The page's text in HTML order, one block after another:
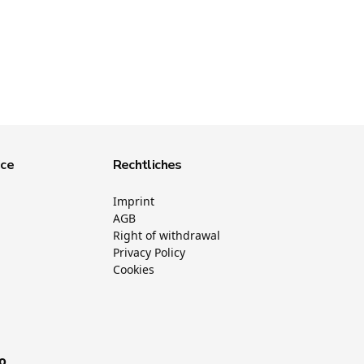
Rechtliches
Imprint
AGB
Right of withdrawal
Privacy Policy
Cookies